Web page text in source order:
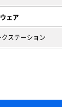
ェア
クステーション